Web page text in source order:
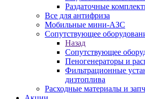
Раздаточные
Все для антифриза
Мобильные мини-АЗС
Сопутствующее
Назад
Сопутствующее
Пеногенераторы и
Фильтрационные
дизтоплива
Расходные материалы и